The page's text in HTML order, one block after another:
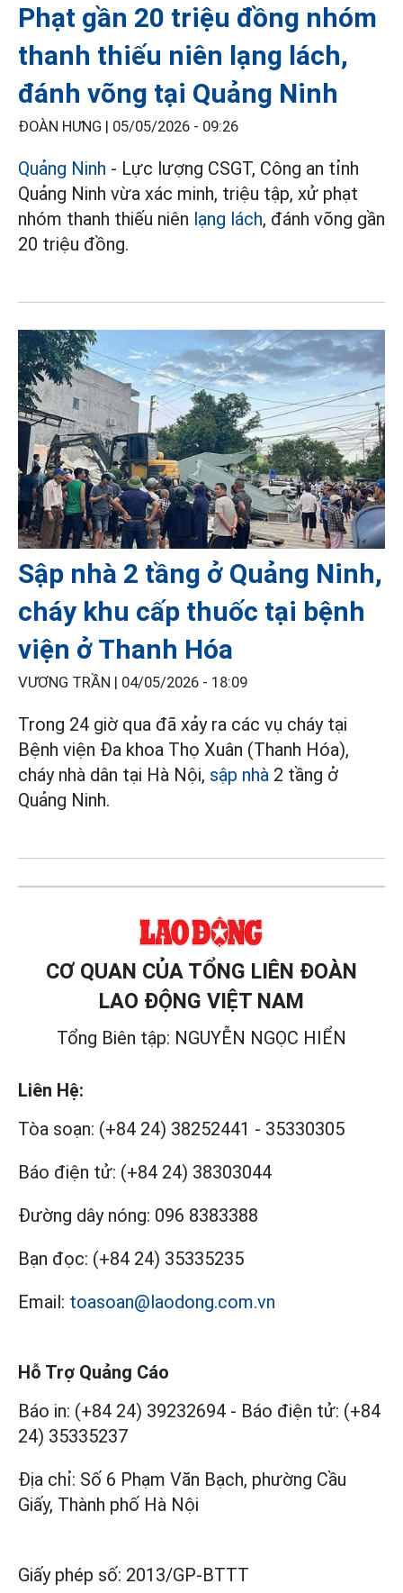
Phạt gần 20 triệu đồng nhóm
thanh thiếu niên lạng lách,
đánh võng tại Quảng Ninh
ĐOÀN HƯNG | 05/05/2026 - 09:26
Quảng Ninh - Lực lượng CSGT, Công an tỉnh
Quảng Ninh vừa xác minh, triệu tập, xử phạt
nhóm thanh thiếu niên lạng lách, đánh võng gần
20 triệu đồng.
Sập nhà 2 tầng ở Quảng Ninh,
cháy khu cấp thuốc tại bệnh
viện ở Thanh Hóa
VƯƠNG TRẦN | 04/05/2026 - 18:09
Trong 24 giờ qua đã xảy ra các vụ cháy tại
Bệnh viện Đa khoa Thọ Xuân (Thanh Hóa),
cháy nhà dân tại Hà Nội, sập nhà 2 tầng ở
Quảng Ninh.
CƠ QUAN CỦA TỔNG LIÊN ĐOÀN
LAO ĐỘNG VIỆT NAM
Tổng Biên tập: NGUYỄN NGỌC HIỂN
Liên Hệ:
Tòa soạn: (+84 24) 38252441 - 35330305
Báo điện tử: (+84 24) 38303044
Đường dây nóng: 096 8383388
Bạn đọc: (+84 24) 35335235
Email: toasoan@laodong.com.vn
Hỗ Trợ Quảng Cáo
Báo in: (+84 24) 39232694 - Báo điện tử: (+84
24) 35335237
Địa chỉ: Số 6 Phạm Văn Bạch, phường Cầu
Giấy, Thành phố Hà Nội
Giấy phép số: 2013/GP-BTTT